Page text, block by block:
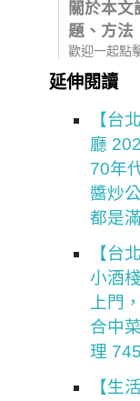
關於本
題、方法
歡迎一起點
延伸閱讀
【台
廳
70年
醬炒
都是
【台
小酒
上門
合中
理
【生